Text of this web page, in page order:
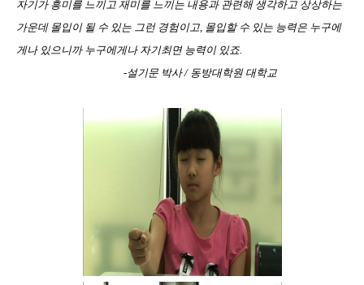
자기가 흥미를 느끼고 재미를 느끼는 내용과 관련해 생각하고 상상하는
가운데 몰입이 될 수 있는 그런 경험이고, 몰입할 수 있는 능력은 누구에
게나 있으니까 누구에게나 자기최면 능력이 있죠.
-설기문 박사 / 동방대학원 대학교